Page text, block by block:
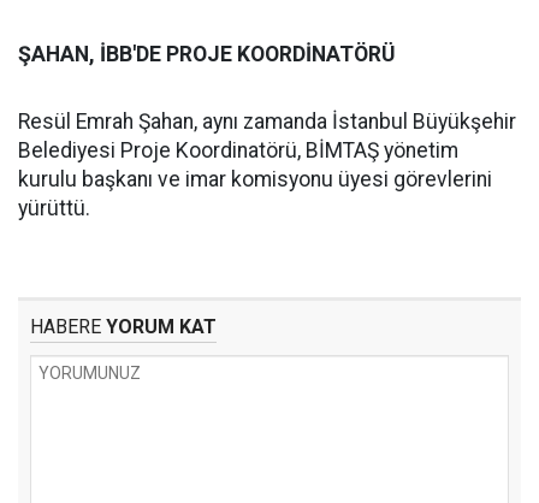
ŞAHAN, İBB'DE PROJE KOORDİNATÖRÜ
Resül Emrah Şahan, aynı zamanda İstanbul Büyükşehir
Belediyesi Proje Koordinatörü, BİMTAŞ yönetim
kurulu başkanı ve imar komisyonu üyesi görevlerini
yürüttü.
HABERE YORUM KAT